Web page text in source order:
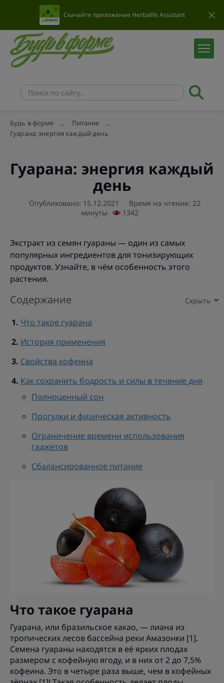
Скачайте приложение Herbalife Assistant
Будь в форме
Питание
Гуарана: энергия каждый день
Гуарана: энергия каждый
день
Опубликовано: 15.12.2021
Время на чтение: 22
минуты
1342
Экстракт из семян гуараны — один из самых
популярных ингредиентов для тонизирующих
продуктов. Узнайте, в чём особенность этого
растения.
Содержание
Что такое гуарана
История применения
Свойства кофеина
Как сохранить бодрость и силы в течение дня
Полноценный сон
Прогулки и физическая активность
Ограничение времени использования
гаджетов
Сбалансированное питание
Что такое гуарана
Гуарана, или бразильское какао, — лиана из
тропических лесов бассейна реки Амазонки [1].
Семена гуараны находятся в её ярких плодах
размером с кофейную ягоду, и в них от 2 до 7,5%
кофеина. Это в четыре раза выше, чем в кофейных